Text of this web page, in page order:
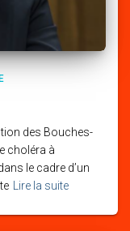
des Bouches-
choléra à
le cadre d’un
Lire la suite